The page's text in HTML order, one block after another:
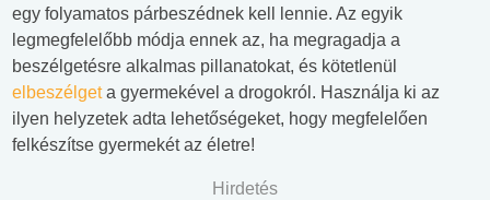
egy folyamatos párbeszédnek kell lennie. Az egyik
legmegfelelőbb módja ennek az, ha megragadja a
beszélgetésre alkalmas pillanatokat, és kötetlenül
elbeszélgeta gyermekével a drogokról. Használja ki az
ilyen helyzetek adta lehetőségeket, hogy megfelelően
felkészítse gyermekét az életre!
Hirdetés